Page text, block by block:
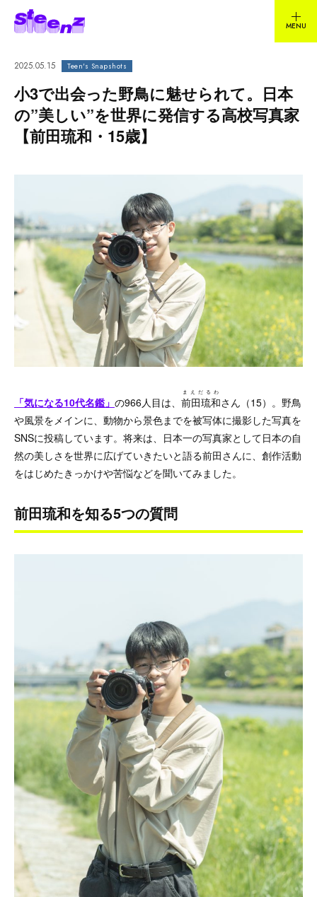
2025.05.15 Teen's Snapshots
小3で出会った野鳥に魅せられて。日本
の”美しい”を世界に発信する高校写真家
【前田琉和・15歳】
「気になる10代名鑑」 の966人目は、 前田琉和
まえだるわ
さん（15）。野鳥
や風景をメインに、動物から景色までを被写体に撮影した写真を
SNSに投稿しています。将来は、日本一の写真家として日本の自
然の美しさを世界に広げていきたいと語る前田さんに、創作活動
をはじめたきっかけや苦悩などを聞いてみました。
前田琉和を知る5つの質問